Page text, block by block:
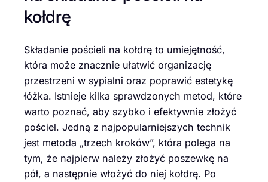
kołdrę
Składanie pościeli na kołdrę to umiejętność,
która może znacznie ułatwić organizację
przestrzeni w sypialni oraz poprawić estetykę
łóżka. Istnieje kilka sprawdzonych metod, które
warto poznać, aby szybko i efektywnie złożyć
pościel. Jedną z najpopularniejszych technik
jest metoda „trzech kroków”, która polega na
tym, że najpierw należy złożyć poszewkę na
pół, a następnie włożyć do niej kołdrę. Po